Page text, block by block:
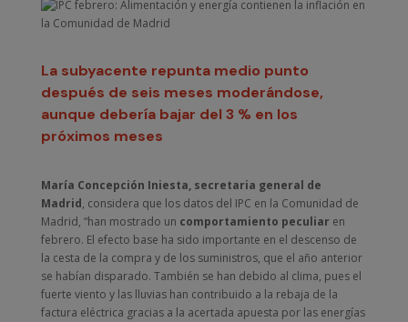
La subyacente repunta medio punto
después de seis meses moderándose,
aunque debería bajar del 3 % en los
próximos meses
María Concepción Iniesta, secretaria general de
Madrid, considera que los datos del IPC en la Comunidad de
Madrid, “han mostrado un comportamiento peculiar en
febrero. El efecto base ha sido importante en el descenso de
la cesta de la compra y de los suministros, que el año anterior
se habían disparado. También se han debido al clima, pues el
fuerte viento y las lluvias han contribuido a la rebaja de la
factura eléctrica gracias a la acertada apuesta por las energías